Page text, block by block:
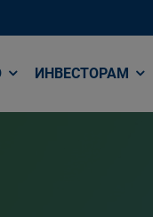
ИНВЕСТОРАМ